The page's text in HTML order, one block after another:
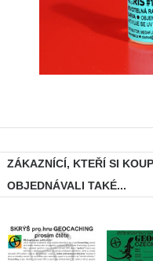
ZÁKAZNÍCÍ, KTEŘÍ SI
OBJEDNÁVALI TAKÉ...